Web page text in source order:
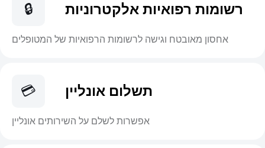
🔒 רשומות רפואיות אלקטרוניות
אחסון מאובטח וגישה לרשומות הרפואיות של המטופלים
💳 תשלום אונליין
אפשרות לשלם על השירותים אונליין